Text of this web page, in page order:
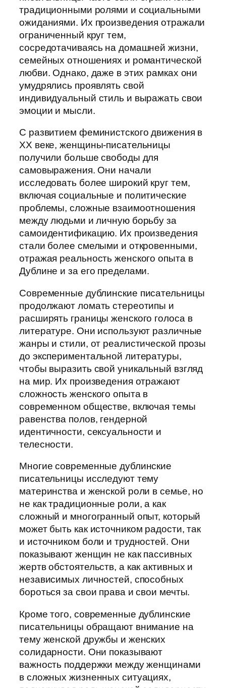
традиционными ролями и социальными
ожиданиями. Их произведения отражали
ограниченный круг тем,
сосредотачиваясь на домашней жизни,
семейных отношениях и романтической
любви. Однако, даже в этих рамках они
умудрялись проявлять свой
индивидуальный стиль и выражать свои
эмоции и мысли.
С развитием феминистского движения в
XX веке, женщины-писательницы
получили больше свободы для
самовыражения. Они начали
исследовать более широкий круг тем,
включая социальные и политические
проблемы, сложные взаимоотношения
между людьми и личную борьбу за
самоидентификацию. Их произведения
стали более смелыми и откровенными,
отражая реальность женского опыта в
Дублине и за его пределами.
Современные дублинские писательницы
продолжают ломать стереотипы и
расширять границы женского голоса в
литературе. Они используют различные
жанры и стили, от реалистической прозы
до экспериментальной литературы,
чтобы выразить свой уникальный взгляд
на мир. Их произведения отражают
сложность женского опыта в
современном обществе, включая темы
равенства полов, гендерной
идентичности, сексуальности и
телесности.
Многие современные дублинские
писательницы исследуют тему
материнства и женской роли в семье, но
не как традиционные роли, а как
сложный и многогранный опыт, который
может быть как источником радости, так
и источником боли и трудностей. Они
показывают женщин не как пассивных
жертв обстоятельств, а как активных и
независимых личностей, способных
бороться за свои права и свои мечты.
Кроме того, современные дублинские
писательницы обращают внимание на
тему женской дружбы и женских
солидарности. Они показывают
важность поддержки между женщинами
в сложных жизненных ситуациях,